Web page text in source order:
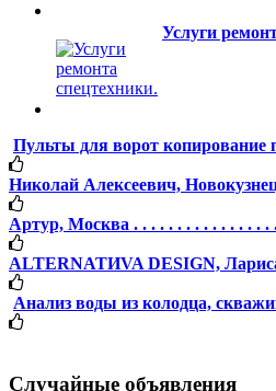
Услуги
Пульты для ворот копирование
Николай Алексеевич,
Артур, Москва . . . . . . . . . . . . . . . .
ALTERNATИVA DESIGN,
Анализ воды из колодца,
Случайные объявления